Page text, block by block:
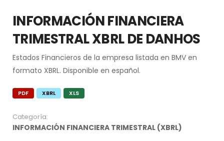
INFORMACIÓN FINANCIERA
TRIMESTRAL XBRL DE DANHOS
Estados Financieros de la empresa listada en BMV en
formato XBRL. Disponible en español.
PDF XBRL XLS
Categoría:
INFORMACIÓN FINANCIERA TRIMESTRAL (XBRL)